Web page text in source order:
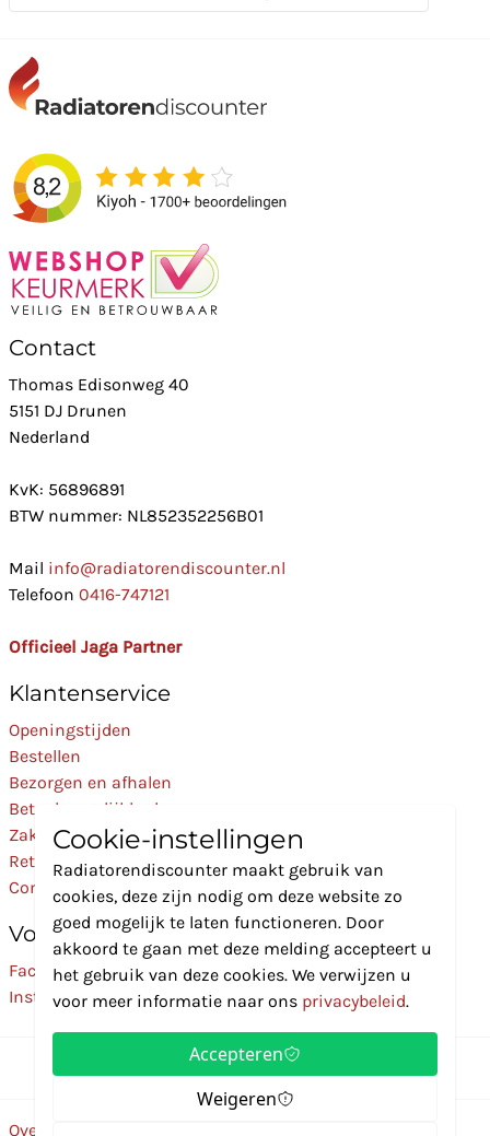
Contact
Thomas Edisonweg 40
5151 DJ Drunen
Nederland
KvK: 56896891
BTW nummer: NL852352256B01
Mail info@radiatorendiscounter.nl
Telefoon 0416-747121
Officieel Jaga Partner
Klantenservice
Openingstijden
Bestellen
Bezorgen en afhalen
Betaalmogelijkheden
Zakelijk
Retourneren
Contact
Volg Ons
Facebook
Instagram
Over ons
Cookie-instellingen
Radiatorendiscounter maakt gebruik van
cookies, deze zijn nodig om deze website zo
goed mogelijk te laten functioneren. Door
akkoord te gaan met deze melding accepteert u
het gebruik van deze cookies. We verwijzen u
voor meer informatie naar ons privacybeleid.
Accepteren
Weigeren